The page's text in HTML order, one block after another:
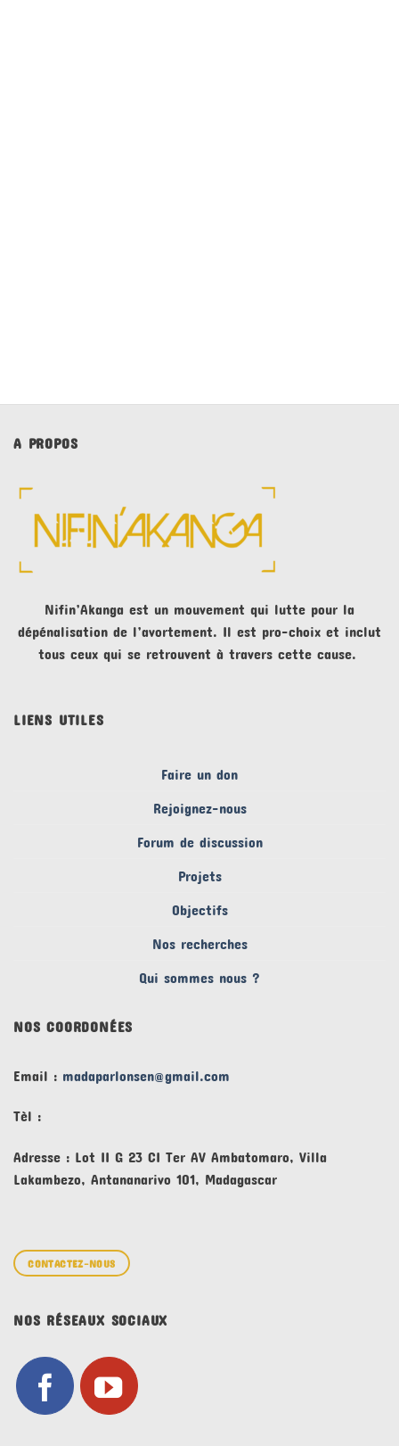
A PROPOS
Nifin’Akanga est un mouvement qui lutte pour la
dépénalisation de l’avortement. Il est pro-choix et inclut
tous ceux qui se retrouvent à travers cette cause.
LIENS UTILES
Faire un don
Rejoignez-nous
Forum de discussion
Projets
Objectifs
Nos recherches
Qui sommes nous ?
NOS COORDONÉES
Email : madaparlonsen@gmail.com
Tèl :
Adresse : Lot II G 23 CI Ter AV Ambatomaro, Villa
Lakambezo, Antananarivo 101, Madagascar
CONTACTEZ-NOUS
NOS RÉSEAUX SOCIAUX